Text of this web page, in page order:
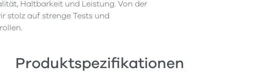
Haltbarkeit und Leistung. Von der
stolz auf strenge Tests und
Produktspezifikationen